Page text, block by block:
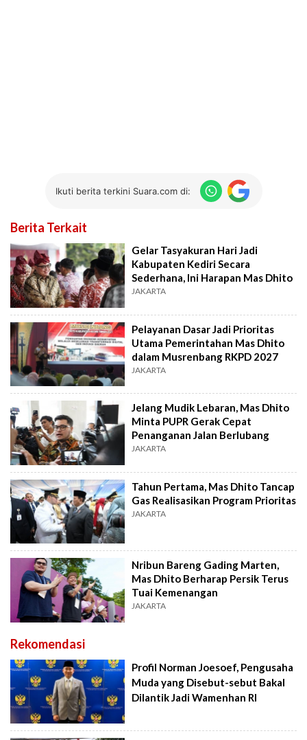
Ikuti berita terkini Suara.com di:
Berita Terkait
Gelar Tasyakuran Hari Jadi
Kabupaten Kediri Secara
Sederhana, Ini Harapan Mas Dhito
JAKARTA
Pelayanan Dasar Jadi Prioritas
Utama Pemerintahan Mas Dhito
dalam Musrenbang RKPD 2027
JAKARTA
Jelang Mudik Lebaran, Mas Dhito
Minta PUPR Gerak Cepat
Penanganan Jalan Berlubang
JAKARTA
Tahun Pertama, Mas Dhito Tancap
Gas Realisasikan Program Prioritas
JAKARTA
Nribun Bareng Gading Marten,
Mas Dhito Berharap Persik Terus
Tuai Kemenangan
JAKARTA
Rekomendasi
Profil Norman Joesoef, Pengusaha
Muda yang Disebut-sebut Bakal
Dilantik Jadi Wamenhan RI